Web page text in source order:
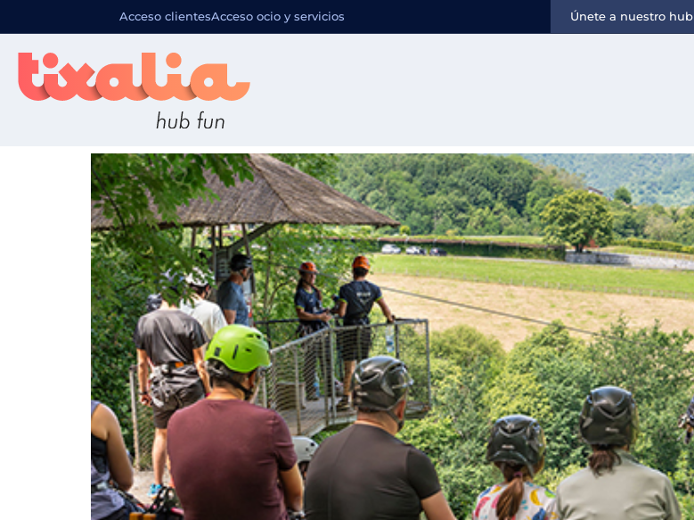
Acceso clientesAcceso ocio y servicios Únete a nuestro hub
Localización:Igantzi
Irrisarri Land